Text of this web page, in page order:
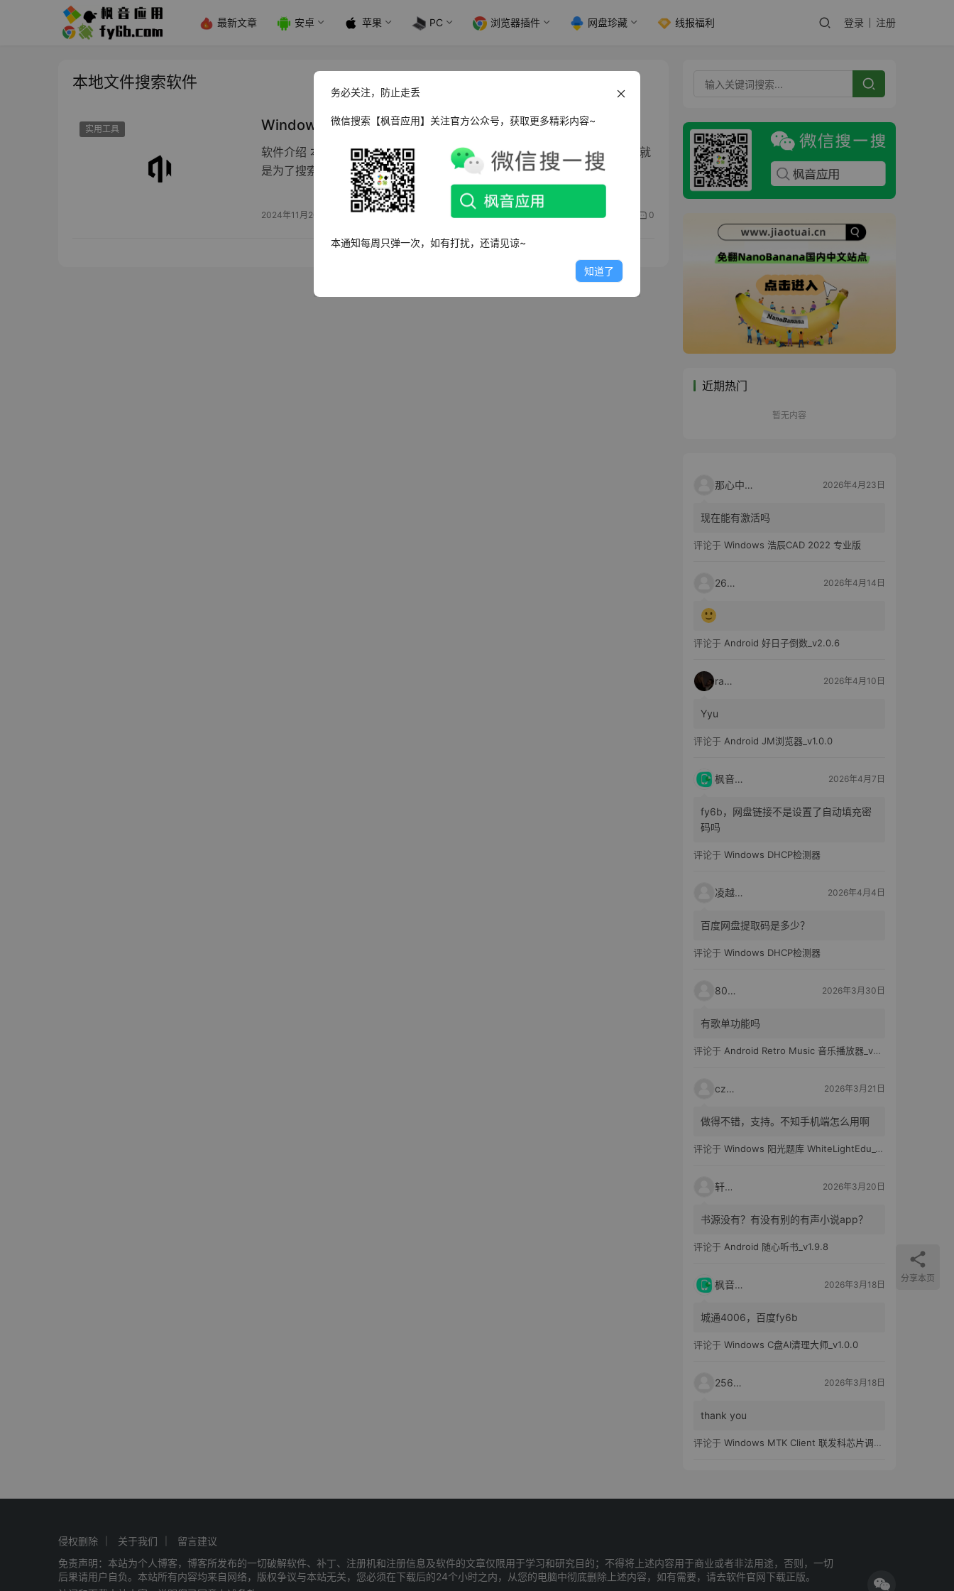
最新文章 安卓 苹果 PC 浏览器插件 网盘珍藏 线报福利 登录 注册
本地文件搜索软件
实用工具 Windows 本地硬盘资料快速搜索工具
软件介绍 本地硬盘资料快速搜索工具是一款本地文件搜索软件，界面简单，就
是为了搜索和快速预览用的，内置…
2024年11月20日 0
近期热门
暂无内容
那心中的话 2026年4月23日
现在能有激活吗
评论于 Windows 浩辰CAD 2022 专业版
2603 2026年4月14日
评论于 Android 好日子倒数_v2.0.6
raka 2026年4月10日
Yyu
评论于 Android JM浏览器_v1.0.0
枫音应用 2026年4月7日
fy6b，网盘链接不是设置了自动填充密
码吗
评论于 Windows DHCP检测器
凌越电子 2026年4月4日
百度网盘提取码是多少？
评论于 Windows DHCP检测器
80521 2026年3月30日
有歌单功能吗
评论于 Android Retro Music 音乐播放器_v6.6.0
czh7 2026年3月21日
做得不错，支持。不知手机端怎么用啊
评论于 Windows 阳光题库 WhiteLightEdu_v2.0.0
轩爸 2026年3月20日
书源没有？有没有别的有声小说app？
评论于 Android 随心听书_v1.9.8
枫音应用 2026年3月18日
城通4006，百度fy6b
评论于 Windows C盘AI清理大师_v1.0.0
25651 2026年3月18日
thank you
评论于 Windows MTK Client 联发科芯片调试工具_v2.01 汉化版
侵权删除 关于我们
留言建议
免责声明：本站为个人博客，博客所发布的一切破解软件、补丁、注册机和注册信息及软件的文章仅限用于学习和研究目的；不得将上述内容用于商业或者非法用途，否则，一切
后果请用户自负。本站所有内容均来自网络，版权争议与本站无关，您必须在下载后的24个小时之内，从您的电脑中彻底删除上述内容，如有需要，请去软件官网下载正版。
分享本页
务必关注，防止走丢
微信搜索【枫音应用】关注官方公众号，获取更多精彩内容~
本通知每周只弹一次，如有打扰，还请见谅~
知道了